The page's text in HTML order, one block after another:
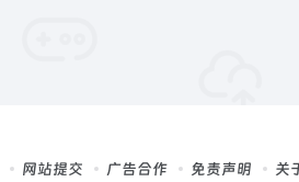
网站提交 广告合作 免责声明 关